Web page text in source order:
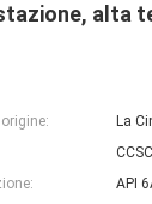
alta
La
CCSC
API